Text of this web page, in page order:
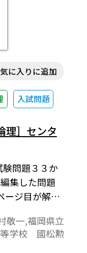
入試問題
に入りに追加
理］センタ
問題３３か
集した問題
ージ目が解答
敬一,福岡県立
学校 國松勲